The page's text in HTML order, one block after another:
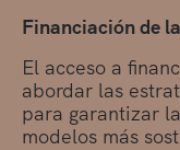
Financiación de
El acceso a
abordar las
para garantizar
modelos más